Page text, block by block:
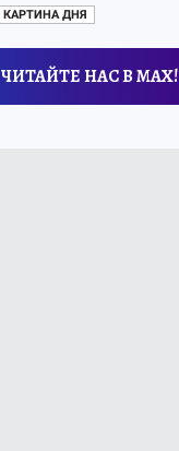
КАРТИНА ДНЯ
ЧИТАЙТЕ НАС В МАХ!